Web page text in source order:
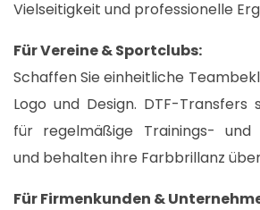
Vielseitigkeit und professionelle
Für Vereine & Sportclubs:
Schaffen Sie einheitliche
Logo und Design. DTF-Transfers
für regelmäßige Trainings- und
und behalten ihre Farbbrillanz
Für Firmenkunden &